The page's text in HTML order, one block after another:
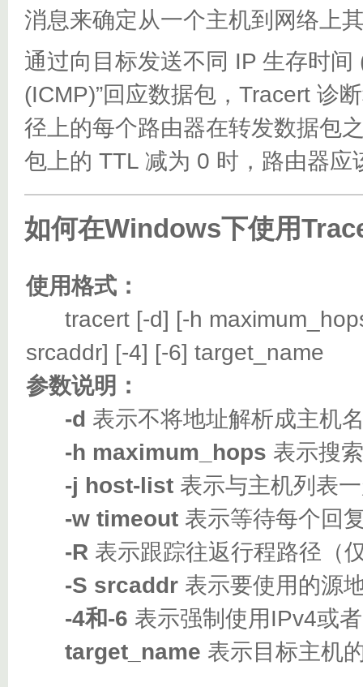
消息来确定从一个主机到网络上
通过向目标发送不同 IP 生存时
(ICMP)”回应数据包，Tracert 诊
径上的每个路由器在转发数据包
包上的 TTL 减为 0 时，路由器应
如何在Windows下使用
使用格式：
tracert [-d] [-h
srcaddr] [-4] [-6] target_name
参数说明：
-d 表示不将地址解析成主机
-h maximum_hops 表示搜
-j host-list 表示与主机列表
-w timeout 表示等待每个回
-R 表示跟踪往返行程路径（
-S srcaddr 表示要使用的源
-4和-6 表示强制使用IPv4或
target_name 表示目标主机